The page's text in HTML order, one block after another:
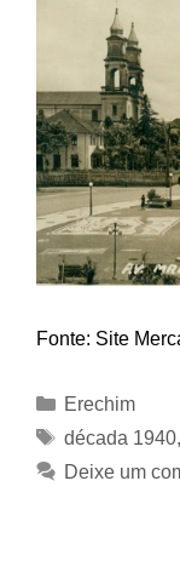
Fonte: Site
Categorias
Erechim
Tags
década 1940,
Deixe um